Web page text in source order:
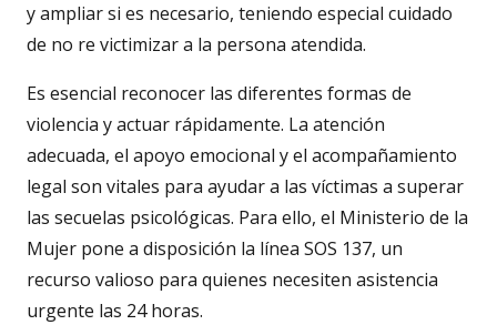
y ampliar si es necesario, teniendo especial cuidado
de no re victimizar a la persona atendida.
Es esencial reconocer las diferentes formas de
violencia y actuar rápidamente. La atención
adecuada, el apoyo emocional y el acompañamiento
legal son vitales para ayudar a las víctimas a superar
las secuelas psicológicas. Para ello, el Ministerio de la
Mujer pone a disposición la línea SOS 137, un
recurso valioso para quienes necesiten asistencia
urgente las 24 horas.